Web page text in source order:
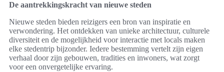
De aantrekkingskracht van nieuwe steden
Nieuwe steden bieden reizigers een bron van inspiratie en
verwondering. Het ontdekken van unieke architectuur, culturele
diversiteit en de mogelijkheid voor interactie met locals maken
elke stedentrip bijzonder. Iedere bestemming vertelt zijn eigen
verhaal door zijn gebouwen, tradities en inwoners, wat zorgt
voor een onvergetelijke ervaring.